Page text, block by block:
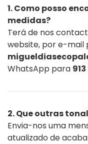
1. Como posso
medidas?
Terá de nos
website, por e-mail
WhatsApp para 913
2. Que outras
Envia-nos uma
atualizado de